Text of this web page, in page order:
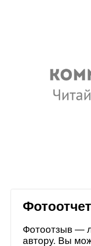
Фотоотчет
Фотоотзыв —
автору. Вы